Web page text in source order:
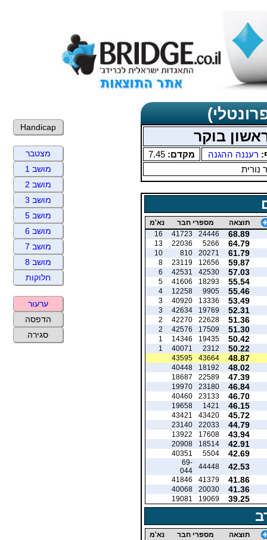
רעננה ההגנה מקדם:7.45
נורית
תוצאה מספרי חבר נא'מ
68.89
24446
41723
16
64.79
5266
22036
13
61.79
20271
810
10
59.87
12656
23119
8
57.03
42530
42531
6
55.54
18293
41606
5
55.46
9905
12258
4
53.49
13336
40920
3
52.31
19769
42634
3
51.36
22628
42270
2
51.30
17509
42576
2
50.42
19435
14346
1
50.22
2312
40071
1
48.87
43664
43595
48.02
18192
40448
47.39
22589
18687
46.84
23180
19970
46.70
23133
40460
46.15
1421
19658
45.72
43420
43421
44.79
22033
23140
43.94
17608
13922
42.91
18514
20908
42.69
5504
40351
42.53
44448
69-
044
41.86
41379
41846
41.36
20030
40068
39.25
19069
19081
תוצאה מספרי חבר נא'מ
Handicap
מצטבר
מושב 1
מושב 2
מושב 3
מושב 5
מושב 6
מושב 7
מושב 8
חלוקות
ערעור
הדפסה
סגירה